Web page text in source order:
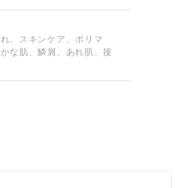
、スキンケア、ポリマ
な肌、鱗屑、あれ肌、接